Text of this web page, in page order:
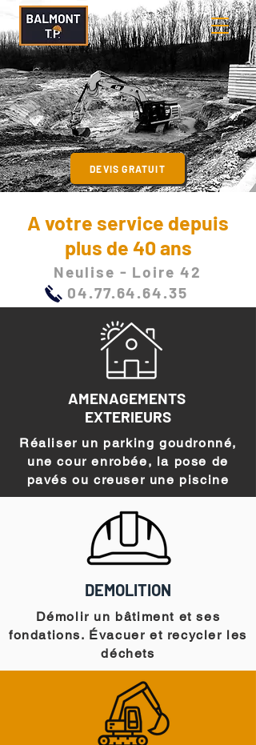
DEVIS GRATUIT
A votre service depuis
plus de 40 ans
Neulise - Loire 42
04.77.64.64.35
AMENAGEMENTS
EXTERIEURS
Réaliser un parking goudronné,
une cour enrobée, la pose de
pavés ou creuser une piscine
DEMOLITION
Démolir un bâtiment et ses
fondations. Évacuer et recycler les
déchets